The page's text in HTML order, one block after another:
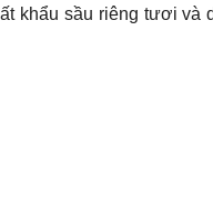
khẩu sầu riêng tươi và